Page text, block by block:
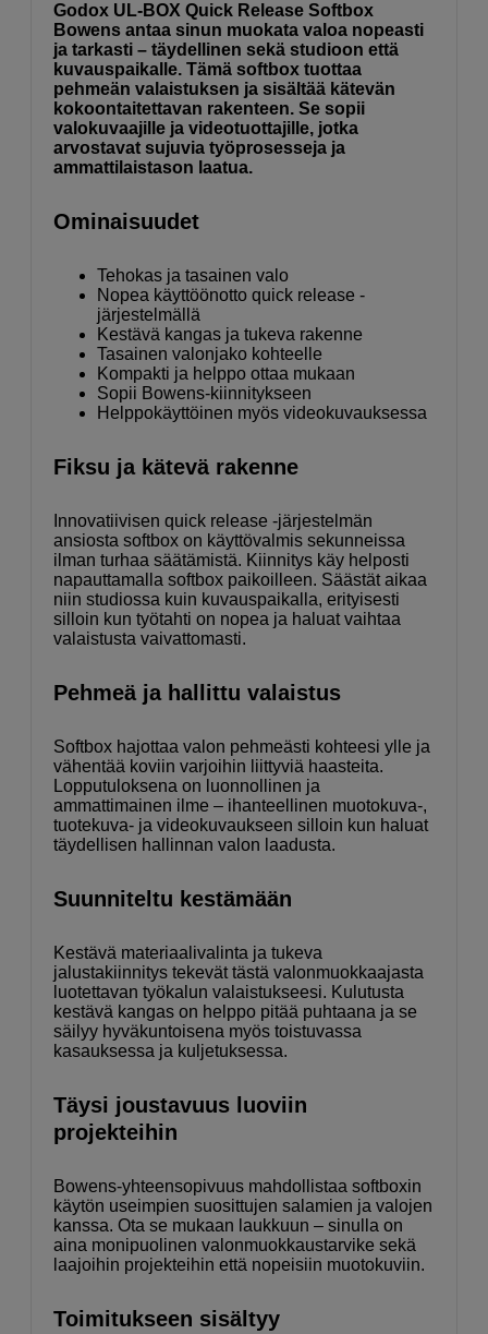
Godox UL-BOX Quick Release Softbox
Bowens antaa sinun muokata valoa nopeasti
ja tarkasti – täydellinen sekä studioon että
kuvauspaikalle. Tämä softbox tuottaa
pehmeän valaistuksen ja sisältää kätevän
kokoontaitettavan rakenteen. Se sopii
valokuvaajille ja videotuottajille, jotka
arvostavat sujuvia työprosesseja ja
ammattilaistason laatua.
Ominaisuudet
Tehokas ja tasainen valo
Nopea käyttöönotto quick release -
järjestelmällä
Kestävä kangas ja tukeva rakenne
Tasainen valonjako kohteelle
Kompakti ja helppo ottaa mukaan
Sopii Bowens-kiinnitykseen
Helppokäyttöinen myös videokuvauksessa
Fiksu ja kätevä rakenne
Innovatiivisen quick release -järjestelmän
ansiosta softbox on käyttövalmis sekunneissa
ilman turhaa säätämistä. Kiinnitys käy helposti
napauttamalla softbox paikoilleen. Säästät aikaa
niin studiossa kuin kuvauspaikalla, erityisesti
silloin kun työtahti on nopea ja haluat vaihtaa
valaistusta vaivattomasti.
Pehmeä ja hallittu valaistus
Softbox hajottaa valon pehmeästi kohteesi ylle ja
vähentää koviin varjoihin liittyviä haasteita.
Lopputuloksena on luonnollinen ja
ammattimainen ilme – ihanteellinen muotokuva-,
tuotekuva- ja videokuvaukseen silloin kun haluat
täydellisen hallinnan valon laadusta.
Suunniteltu kestämään
Kestävä materiaalivalinta ja tukeva
jalustakiinnitys tekevät tästä valonmuokkaajasta
luotettavan työkalun valaistukseesi. Kulutusta
kestävä kangas on helppo pitää puhtaana ja se
säilyy hyväkuntoisena myös toistuvassa
kasauksessa ja kuljetuksessa.
Täysi joustavuus luoviin
projekteihin
Bowens-yhteensopivuus mahdollistaa softboxin
käytön useimpien suosittujen salamien ja valojen
kanssa. Ota se mukaan laukkuun – sinulla on
aina monipuolinen valonmuokkaustarvike sekä
laajoihin projekteihin että nopeisiin muotokuviin.
Toimitukseen sisältyy